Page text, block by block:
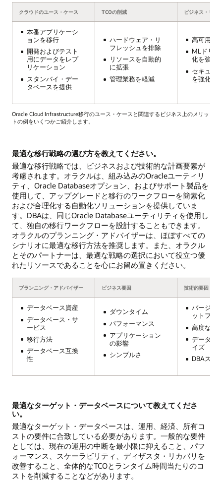
クラウドのユース・ケース TCOの削減 ビジネス・リス
本番アプリケーシ
ョンを移行
開発およびテスト
用にデータをレプ
リケーション
スタンバイ・デー
タベースを提供
ハードウェア・リ
フレッシュを排除
リソースを自動的
に拡張
管理業務を軽減
高可用性
MLドリ
化を強化
セキュリ
を強化
Oracle Cloud Infrastructure移行のユース・ケースと関連するビジネス上のメリッ
トの例をいくつかご紹介します。
最適な移行戦略の選び方を教えてください。
最適な移行戦略では、ビジネスおよび技術的な計画要素が
考慮されます。オラクルは、組み込みのOracleユーティリ
ティ、Oracle Databaseオプション、およびサポート製品を
使用して、アップグレードと移行のワークフローを簡素化
および合理化する自動化ソリューションを提供していま
す。DBAは、同じOracle Databaseユーティリティを使用し
て、独自の移行ワークフローを設計することもできます。
オラクルのプランニング・アドバイザーは、ほぼすべての
シナリオに最適な移行方法を推奨します。また、オラクル
とそのパートナーは、最適な戦略の選択において役立つ優
れたリソースであることを心にお留め置きください。
プランニング・アドバイザー ビジネス要因 技術的要因
データベース資産
データベース・サ
ービス
移行方法
データベース互換
性
ダウンタイム
パフォーマンス
アプリケーション
の影響
シンプルさ
バージョ
ットフォ
高度な機
データベ
イズ
DBAスキ
最適なターゲット・データベースについて教えてくださ
い。
最適なターゲット・データベースは、運用、経済、所有コ
ストの要件に合致している必要があります。一般的な要件
としては、現在の運用の中断を最小限に抑えること、パフ
ォーマンス、スケーラビリティ、ディザスタ・リカバリを
改善すること、全体的なTCOとランタイム時間当たりのコ
ストを削減することなどがあります。